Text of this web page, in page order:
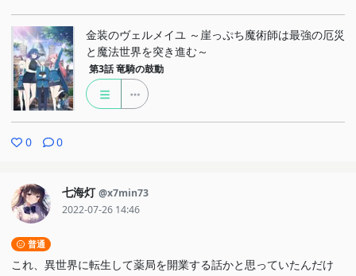
金装のヴェルメイユ ～崖っぷち魔術師は最強の厄災
と魔法世界を突き進む～
第3話 竜騎の鼓動
0 0
七海灯 @x7min73
2022-07-26 14:46
普通
これ、異世界に転生して薬局を開業する話かと思っていたんだけ